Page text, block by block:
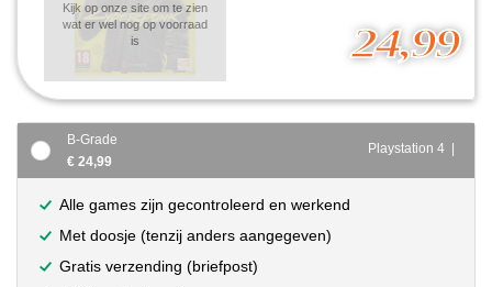
24,99
Kijk op onze site om te zien
wat er wel nog op voorraad
is
B-Grade
€ 24,99
Playstation 4 |
Alle games zijn gecontroleerd en werkend
Met doosje (tenzij anders aangegeven)
Gratis verzending (briefpost)